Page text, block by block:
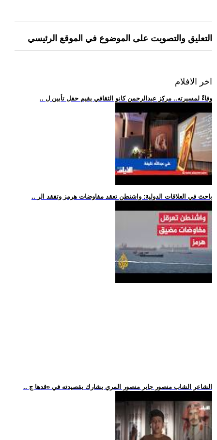
التعليق والتصويت على الموضوع في الموقع الرئيسي
اخر الافلام
.. وفاءً لمسيرته.. مركز عبدالرحمن كانو الثقافي يقيم حفل تأبين ل
.. باحث في العلاقات الدولية: واشنطن تعقد مفاوضات هرمز وتفقد الر
.. الشاعر الشاب منصور جابر منصور المري يشارك بقصيدته في «قدها ج